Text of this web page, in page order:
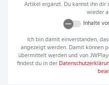
Artikel ergänzt. Du kannst ihn dir
wieder
Inhalte
Ich bin damit einverstanden,
angezeigt werden. Damit können
übermittelt werden und von
findest du in der